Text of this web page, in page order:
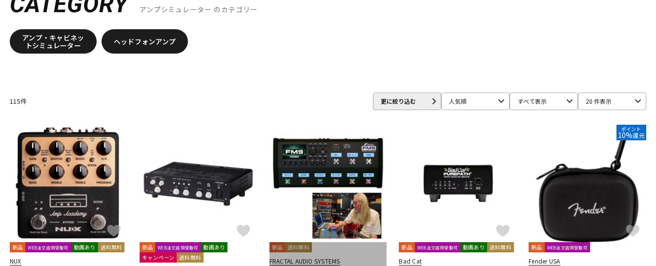
G-M
Khan Audio
Line6 Little Walter Magnatone
N-R
Neural DSP NIKKO Noah’sark NUX Orange
Two Notes
他
キョーリツ
アンプシミュレーター のカテゴリー
アンプ・キャビネッ
トシミュレーター
ヘッドフォンアンプ
115件 更に絞り込む 人気順 すべて表示 20 件表示
新品 WEB注文店頭受取可 動画あり 送料無料
NUX
新品 WEB注文店頭受取可
動画あり
キャンペーン
送料無料
新品 送料無料
FRACTAL AUDIO SYSTEMS
新品 WEB注文店頭受取可 動画あり 送料無料
Bad Cat
ポイント
10%還元
新品 WEB注文店頭受取可
Fender USA